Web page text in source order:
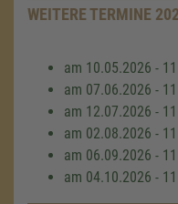
WEITERE TERMINE
am 10.05.2026 -
am 07.06.2026 -
am 12.07.2026 -
am 02.08.2026 -
am 06.09.2026 -
am 04.10.2026 -